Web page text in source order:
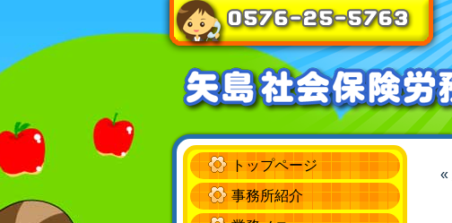
トップページ
事務所紹介
«